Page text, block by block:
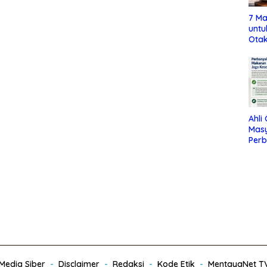
7
Ahli
Siber Disclaimer Redaksi Kode Etik MentayaNet